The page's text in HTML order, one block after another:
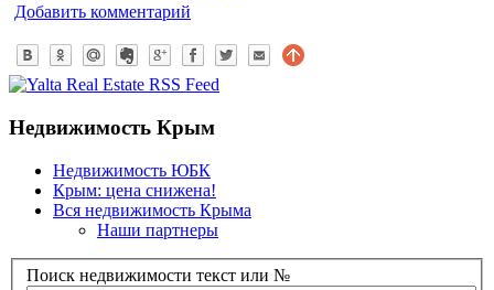
Добавить комментарий
Недвижимость Крым
Недвижимость ЮБК
Крым: цена снижена!
Вся недвижимость Крыма
Наши партнеры
Поиск недвижимости текст или №